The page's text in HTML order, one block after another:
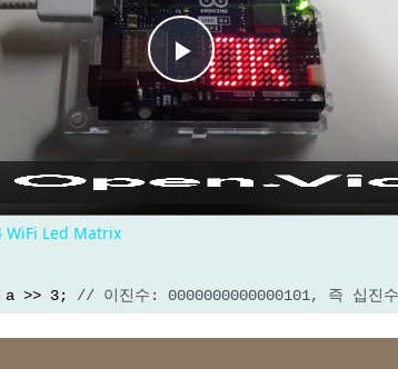
Play Video
WiFi Led Matrix
a >> 3; // 이진수: 0000000000000101, 즉 십진